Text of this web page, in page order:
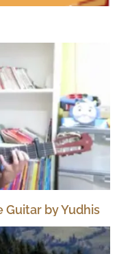
by Yudhis